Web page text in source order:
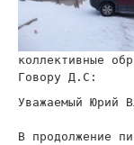
коллективные
Говору Д.С:
Уважаемый Юрий
В продолжение